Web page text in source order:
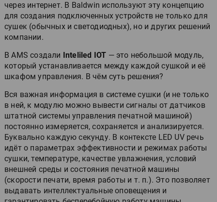
через интернет. В Baldwin используют эту концепцию
для создания подключенных устройств не только для
сушек (обычных и светодиодных), но и других решений
компании.
В AMS создали Inteliled IOT — это небольшой модуль,
который устанавливается между каждой сушкой и её
шкафом управления. В чём суть решения?
Вся важная информация в системе сушки (и не только
в ней, к модулю можно вывести сигналы от датчиков
штатной системы управления печатной машиной)
постоянно измеряется, сохраняется и анализируется.
Буквально каждую секунду. В контексте LED UV речь
идёт о параметрах эффективности и режимах работы
сушки, температуре, качестве увлажнения, условий
внешней среды и состояния печатной машины
(скорости печати, время работы и т. п.). Это позволяет
выдавать интеллектуальные оповещения и